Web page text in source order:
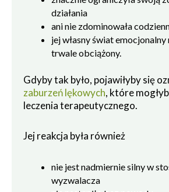
działania
ani nie zdominowała
jej własny świat emocjonalny
trwale obciążony.
Gdyby tak było, pojawiłyby się
zaburzeń lękowych, które
leczenia terapeutycznego.
Jej reakcja była również
nie jest nadmiernie silny w
wyzwalacza